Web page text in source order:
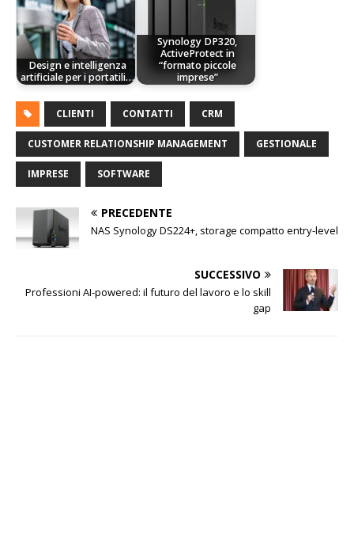
Design e intelligenza
artificiale per i portatili…
Synology DP320,
ActiveProtect in
“formato piccole
imprese”
CLIENTI CONTATTI CRM
CUSTOMER RELATIONSHIP MANAGEMENT GESTIONALE
IMPRESE SOFTWARE
PRECEDENTE
NAS Synology DS224+, storage compatto entry-level
SUCCESSIVO
Professioni AI-powered: il futuro del lavoro e lo skill
gap